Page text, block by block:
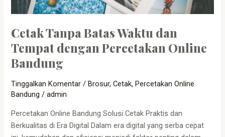
Cetak Tanpa Batas Waktu dan
Tempat dengan Percetakan Online
Bandung
Tinggalkan Komentar /Brosur,Cetak,Percetakan Online
Bandung /admin
Percetakan Online Bandung Solusi Cetak Praktis dan
Berkualitas di Era Digital Dalam era digital yang serba cepat